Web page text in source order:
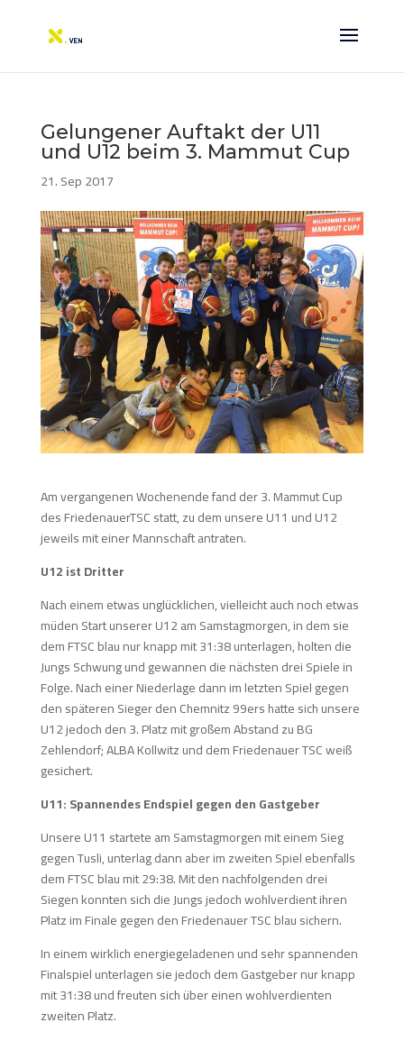
Gelungener Auftakt der U11
und U12 beim 3. Mammut Cup
21. Sep 2017
Am vergangenen Wochenende fand der 3. Mammut Cup
des FriedenauerTSC statt, zu dem unsere U11 und U12
jeweils mit einer Mannschaft antraten.
U12 ist Dritter
Nach einem etwas unglücklichen, vielleicht auch noch etwas
müden Start unserer U12 am Samstagmorgen, in dem sie
dem FTSC blau nur knapp mit 31:38 unterlagen, holten die
Jungs Schwung und gewannen die nächsten drei Spiele in
Folge. Nach einer Niederlage dann im letzten Spiel gegen
den späteren Sieger den Chemnitz 99ers hatte sich unsere
U12 jedoch den 3. Platz mit großem Abstand zu BG
Zehlendorf; ALBA Kollwitz und dem Friedenauer TSC weiß
gesichert.
U11: Spannendes Endspiel gegen den Gastgeber
Unsere U11 startete am Samstagmorgen mit einem Sieg
gegen Tusli, unterlag dann aber im zweiten Spiel ebenfalls
dem FTSC blau mit 29:38. Mit den nachfolgenden drei
Siegen konnten sich die Jungs jedoch wohlverdient ihren
Platz im Finale gegen den Friedenauer TSC blau sichern.
In einem wirklich energiegeladenen und sehr spannenden
Finalspiel unterlagen sie jedoch dem Gastgeber nur knapp
mit 31:38 und freuten sich über einen wohlverdienten
zweiten Platz.